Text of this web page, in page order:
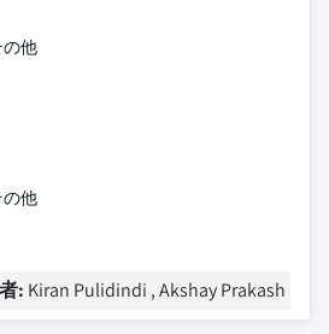
他
他
: Kiran Pulidindi , Akshay Prakash